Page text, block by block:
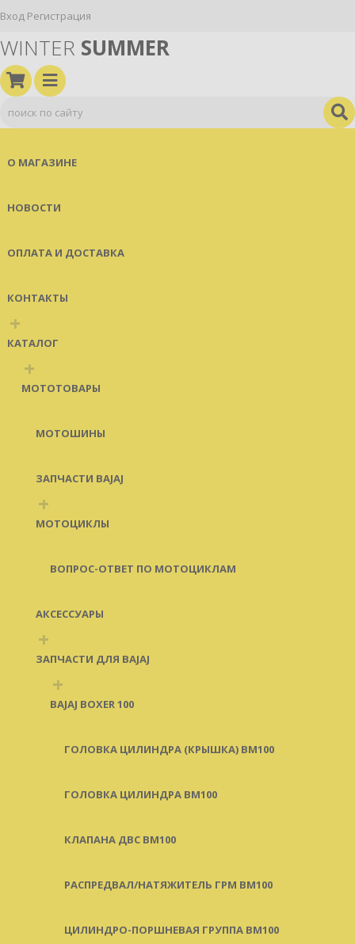
Вход Регистрация
WINTER SUMMER
О МАГАЗИНЕ
НОВОСТИ
ОПЛАТА И ДОСТАВКА
КОНТАКТЫ
+
КАТАЛОГ
+
МОТОТОВАРЫ
МОТОШИНЫ
ЗАПЧАСТИ BAJAJ
+
МОТОЦИКЛЫ
ВОПРОС-ОТВЕТ ПО МОТОЦИКЛАМ
АКСЕССУАРЫ
+
ЗАПЧАСТИ ДЛЯ BAJAJ
+
BAJAJ BOXER 100
ГОЛОВКА ЦИЛИНДРА (КРЫШКА) BM100
ГОЛОВКА ЦИЛИНДРА BM100
КЛАПАНА ДВС BM100
РАСПРЕДВАЛ/НАТЯЖИТЕЛЬ ГРМ BM100
ЦИЛИНДРО-ПОРШНЕВАЯ ГРУППА BM100